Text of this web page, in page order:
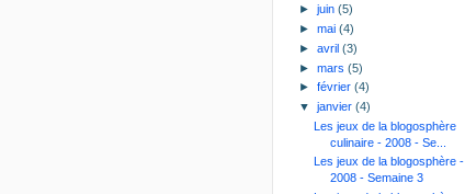
► juin (5)
► mai (4)
► avril (3)
► mars (5)
► février (4)
▼ janvier (4)
Les jeux de la blogosphère
culinaire - 2008 - Se...
Les jeux de la blogosphère -
2008 - Semaine 3